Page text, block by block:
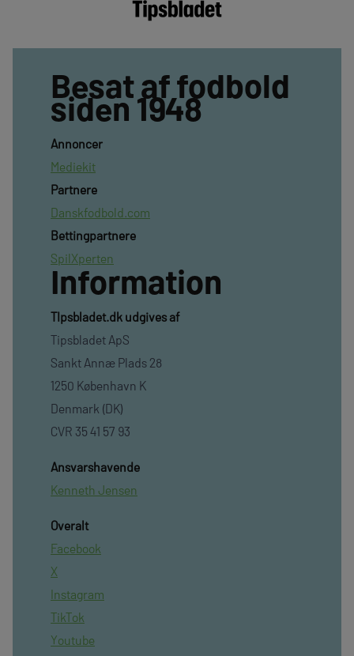
Besat af fodbold
siden 1948
Annoncer
Mediekit
Partnere
Danskfodbold.com
Bettingpartnere
SpilXperten
Information
TIpsbladet.dk udgives af
Tipsbladet ApS
Sankt Annæ Plads 28
1250 København K
Denmark (DK)
CVR 35 41 57 93
Ansvarshavende
Kenneth Jensen
Overalt
Facebook
X
Instagram
TikTok
Youtube